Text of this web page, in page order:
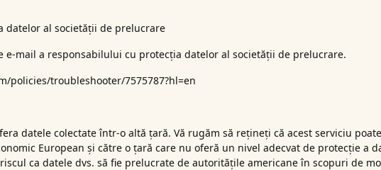
datelor al societății de prelucrare
e-mail a responsabilului cu protecția datelor al societății de prelucrare.
policies/troubleshooter/7575787?hl=en
datele colectate într-o altă țară. Vă rugăm să rețineți că acest serviciu
European și către o țară care nu oferă un nivel adecvat de protecție a
ca datele dvs. să fie prelucrate de autoritățile americane în scopuri de